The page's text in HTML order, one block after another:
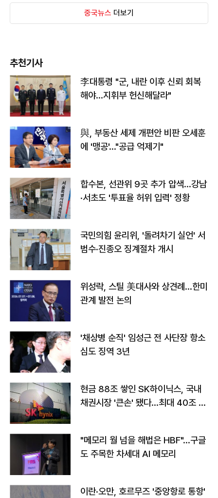
중국뉴스 더보기
추천기사
李대통령 "군, 내란 이후 신뢰 회복
해야…지휘부 헌신해달라"
與, 부동산 세제 개편안 비판 오세훈
에 '맹공'…"공급 억제기"
합수본, 선관위 9곳 추가 압색…강남
·서초도 '투표율 허위 입력' 정황
국민의힘 윤리위, '돌려차기 실언' 서
범수·진종오 징계절차 개시
위성락, 스틸 美대사와 상견례…한미
관계 발전 논의
'채상병 순직' 임성근 전 사단장 항소
심도 징역 3년
현금 88조 쌓인 SK하이닉스, 국내
채권시장 '큰손' 됐다…최대 40조 투
"메모리 월 넘을 해법은 HBF"…구글
도 주목한 차세대 AI 메모리
이란·오만, 호르무즈 '중앙항로 통항'